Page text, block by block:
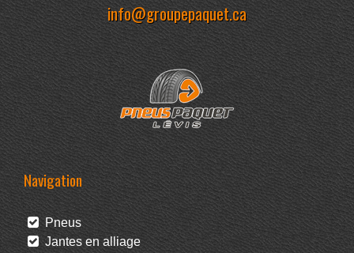
info@groupepaquet.ca
Navigation
Pneus
Jantes en alliage